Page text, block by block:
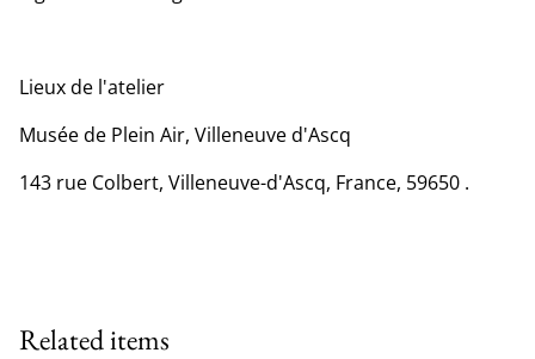
Lieux de l'atelier
Musée de Plein Air, Villeneuve d'Ascq
143 rue Colbert, Villeneuve-d'Ascq, France, 59650 .
Related items